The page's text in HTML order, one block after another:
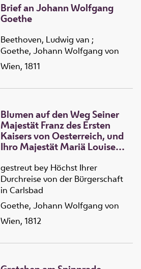
Brief an Johann Wolfgang
Goethe
Beethoven, Ludwig van ;
Goethe, Johann Wolfgang von
Wien, 1811
Blumen auf den Weg Seiner
Majestät Franz des Ersten
Kaisers von Oesterreich, und
Ihro Majestät Mariä Louise
gestreut bey Höchst Ihrer
Durchreise von der Bürgerschaft
in Carlsbad
Goethe, Johann Wolfgang von
Wien, 1812